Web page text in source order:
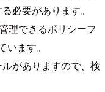
必要があります。
理できるポリシーフ
います。
がありますので、検